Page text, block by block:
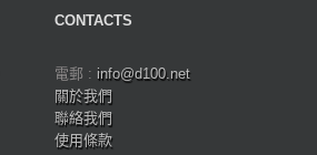
CONTACTS
電郵 : info@d100.net
關於我們
聯絡我們
使用條款